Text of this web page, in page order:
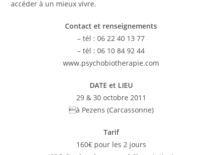
accéder à un mieux vivre.
Contact et renseignements
– tél : 06 22 40 13 77
– tél : 06 10 84 92 44
www.psychobiotherapie.com
DATE et LIEU
29 & 30 octobre 2011
à Pezens (Carcassonne)
Tarif
160€ pour les 2 jours